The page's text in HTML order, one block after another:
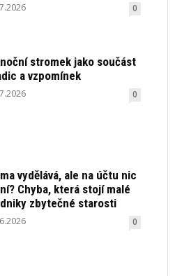
0
stromek jako součást
a vzpomínek
0
vydělává, ale na účtu nic
Chyba, která stojí malé
zbytečné starosti
0